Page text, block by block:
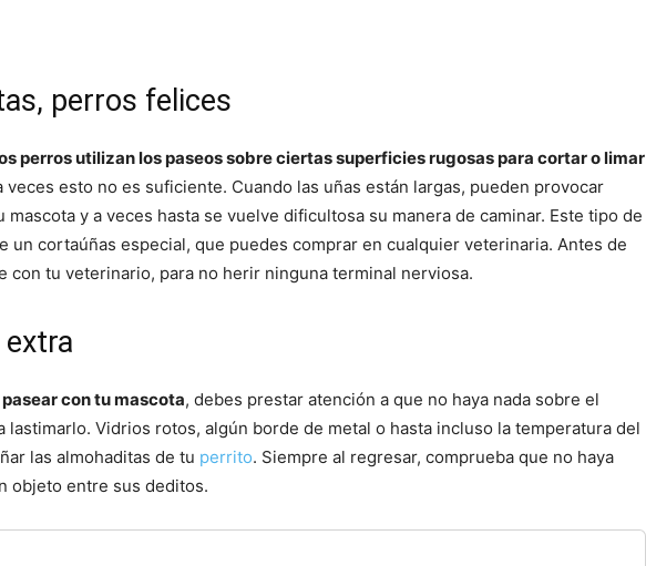
perros felices
perros utilizan los paseos sobre ciertas superficies rugosas para cortar o limar
veces esto no es suficiente. Cuando las uñas están largas, pueden provocar
mascota y a veces hasta se vuelve dificultosa su manera de caminar. Este tipo de
un cortaúñas especial, que puedes comprar en cualquier veterinaria. Antes de
con tu veterinario, para no herir ninguna terminal nerviosa.
pasear con tu mascota, debes prestar atención a que no haya nada sobre el
lastimarlo. Vidrios rotos, algún borde de metal o hasta incluso la temperatura del
las almohaditas de tu perrito. Siempre al regresar, comprueba que no haya
objeto entre sus deditos.